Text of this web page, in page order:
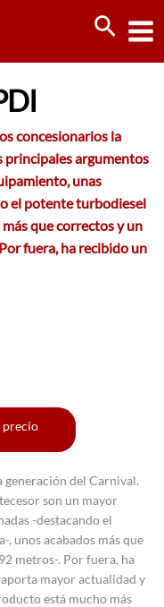
concesionarios la
principales argumentos
unas
el potente turbodiesel
que correctos y un
fuera, ha recibido un
precio
generación del Carnival.
son un mayor
-destacando el
unos acabados más que
metros-. Por fuera, ha
mayor actualidad y
está mucho más